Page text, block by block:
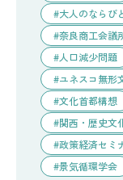
大人のならび
奈良商工会議
人口減少問題
ユネスコ無形
文化首都構想
関西・歴史文
政策経済セミ
景気循環学会